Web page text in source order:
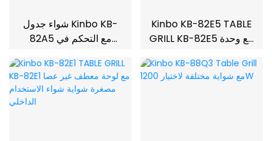
شواء جدول Kinbo KB-
82A5 مع التحكم في
الداخلية
Kinbo KB-82E5 TABLE
GRILL KB-82E5 مع وحدة
الاستخدام الداخلي